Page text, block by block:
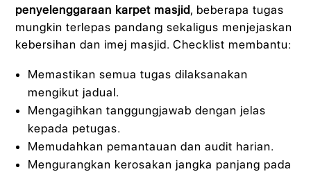
penyelenggaraan karpet masjid, beberapa tugas
mungkin terlepas pandang sekaligus menjejaskan
kebersihan dan imej masjid. Checklist membantu:
Memastikan semua tugas dilaksanakan
mengikut jadual.
Mengagihkan tanggungjawab dengan jelas
kepada petugas.
Memudahkan pemantauan dan audit harian.
Mengurangkan kerosakan jangka panjang pada